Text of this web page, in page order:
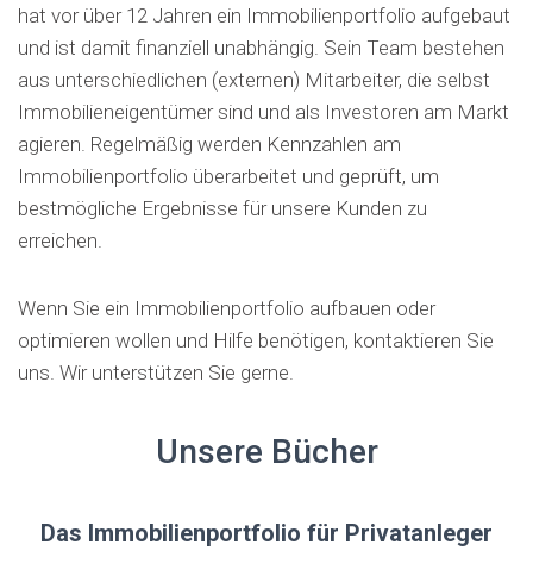
hat vor über 12 Jahren ein Immobilienportfolio aufgebaut
und ist damit finanziell unabhängig. Sein Team bestehen
aus unterschiedlichen (externen) Mitarbeiter, die selbst
Immobilieneigentümer sind und als Investoren am Markt
agieren. Regelmäßig werden Kennzahlen am
Immobilienportfolio überarbeitet und geprüft, um
bestmögliche Ergebnisse für unsere Kunden zu
erreichen.
Wenn Sie ein Immobilienportfolio aufbauen oder
optimieren wollen und Hilfe benötigen, kontaktieren Sie
uns. Wir unterstützen Sie gerne.
Unsere Bücher
Das Immobilienportfolio für Privatanleger